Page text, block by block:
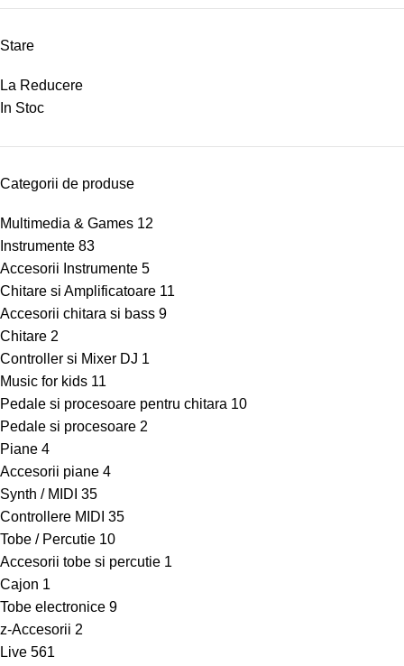
Stare
La Reducere
In Stoc
Categorii de produse
Multimedia & Games 12
Instrumente 83
Accesorii Instrumente 5
Chitare si Amplificatoare 11
Accesorii chitara si bass 9
Chitare 2
Controller si Mixer DJ 1
Music for kids 11
Pedale si procesoare pentru chitara 10
Pedale si procesoare 2
Piane 4
Accesorii piane 4
Synth / MIDI 35
Controllere MIDI 35
Tobe / Percutie 10
Accesorii tobe si percutie 1
Cajon 1
Tobe electronice 9
z-Accesorii 2
Live 561